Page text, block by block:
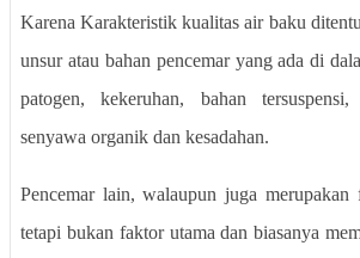
Karena Karakteristik kualitas air baku
unsur atau bahan pencemar yang ada di
patogen, kekeruhan, bahan
senyawa organik dan kesadahan.
Pencemar lain, walaupun juga merupakan
tetapi bukan faktor utama dan biasanya